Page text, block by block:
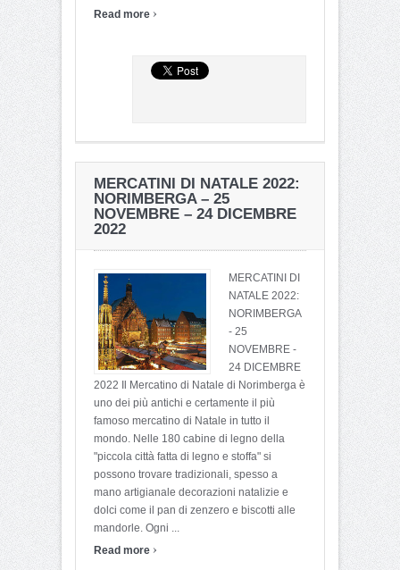
Read more ›
MERCATINI DI NATALE 2022:
NORIMBERGA – 25
NOVEMBRE – 24 DICEMBRE
2022
MERCATINI DI
NATALE 2022:
NORIMBERGA
- 25
NOVEMBRE -
24 DICEMBRE
2022 Il Mercatino di Natale di Norimberga è
uno dei più antichi e certamente il più
famoso mercatino di Natale in tutto il
mondo. Nelle 180 cabine di legno della
"piccola città fatta di legno e stoffa" si
possono trovare tradizionali, spesso a
mano artigianale decorazioni natalizie e
dolci come il pan di zenzero e biscotti alle
mandorle. Ogni ...
Read more ›